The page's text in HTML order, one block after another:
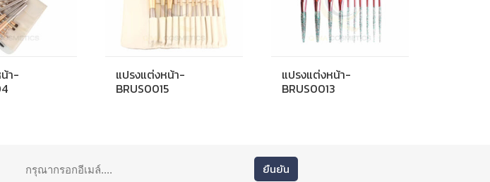
า-
แปรงแต่งหน้า-
BRUS0015
แปรงแต่งหน้า-
BRUS0013